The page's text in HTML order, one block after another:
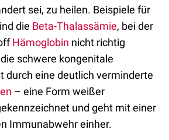
sei, zu heilen. Beispiele für
die Beta-Thalassämie, bei der
Hämoglobin nicht richtig
schwere kongenitale
durch eine deutlich verminderte
– eine Form weißer
und geht mit einer
Immunabwehr einher.